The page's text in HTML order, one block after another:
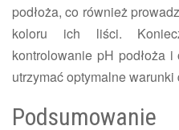
podłoża, co również
koloru ich liści.
kontrolowanie pH podłoża
utrzymać optymalne warunki
Podsumowanie